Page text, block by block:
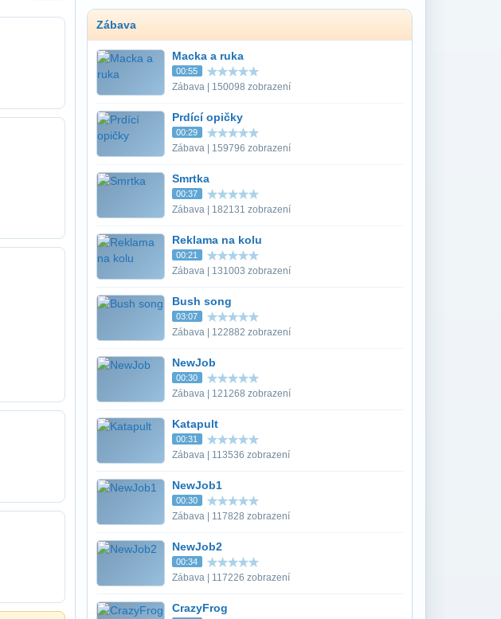
Zábava
Macka a ruka
00:55
Zábava | 150098 zobrazení
Prdící opičky
00:29
Zábava | 159796 zobrazení
Smrtka
00:37
Zábava | 182131 zobrazení
Reklama na kolu
00:21
Zábava | 131003 zobrazení
Bush song
03:07
Zábava | 122882 zobrazení
NewJob
00:30
Zábava | 121268 zobrazení
Katapult
00:31
Zábava | 113536 zobrazení
NewJob1
00:30
Zábava | 117828 zobrazení
NewJob2
00:34
Zábava | 117226 zobrazení
CrazyFrog